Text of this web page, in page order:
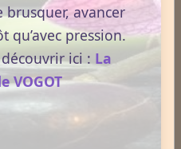
avancer
qu’avec pression.
ici : La
VOGOT